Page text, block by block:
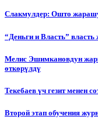
Слакмулдер: Ошто
“Деньги и Власть”
Мелис Эшимкановдун
өткөрүлдү
Текебаев үч гезит менен
Второй этап обучения